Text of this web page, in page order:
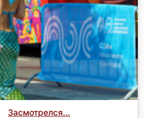
Засмотрелся...